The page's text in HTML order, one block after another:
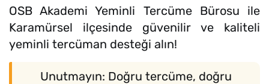
OSB Akademi Yeminli Tercüme Bürosu ile
Karamürsel ilçesinde güvenilir ve kaliteli
yeminli tercüman desteği alın!
Unutmayın: Doğru tercüme, doğru